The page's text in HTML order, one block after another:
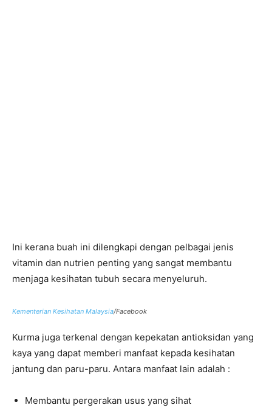
Ini kerana buah ini dilengkapi dengan pelbagai jenis
vitamin dan nutrien penting yang sangat membantu
menjaga kesihatan tubuh secara menyeluruh.
Kementerian Kesihatan Malaysia/Facebook
Kurma juga terkenal dengan kepekatan antioksidan yang
kaya yang dapat memberi manfaat kepada kesihatan
jantung dan paru-paru. Antara manfaat lain adalah :
Membantu pergerakan usus yang sihat